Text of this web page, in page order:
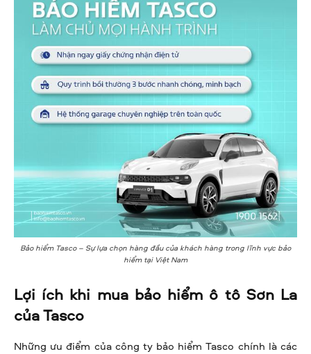
Bảo hiểm Tasco – Sự lựa chọn hàng đầu của khách hàng trong lĩnh vực bảo
hiểm tại Việt Nam
Lợi ích khi mua bảo hiểm ô tô Sơn La
của Tasco
Những ưu điểm của công ty bảo hiểm Tasco chính là các